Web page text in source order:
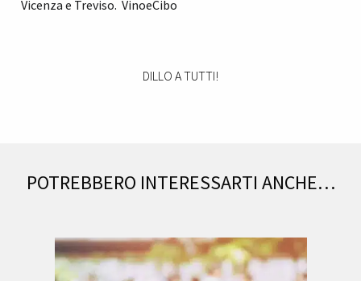
Vicenza e Treviso. VinoeCibo
DILLO A TUTTI!
POTREBBERO INTERESSARTI ANCHE…